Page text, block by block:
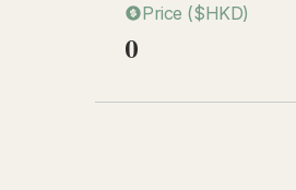
Price ($HKD)
0